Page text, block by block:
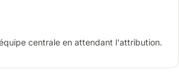
centrale en attendant l'attribution.